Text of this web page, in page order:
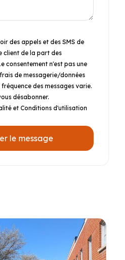
des appels et des SMS de
client de la part des
consentement n'est pas une
de messagerie/données
des messages varie.
désabonner.
et Conditions d'utilisation
le message